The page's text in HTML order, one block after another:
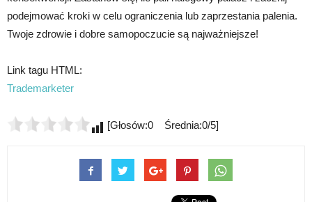
podejmować kroki w celu ograniczenia lub zaprzestania palenia.
Twoje zdrowie i dobre samopoczucie są najważniejsze!
Link tagu HTML:
Trademarketer
[Głosów:0 Średnia:0/5]